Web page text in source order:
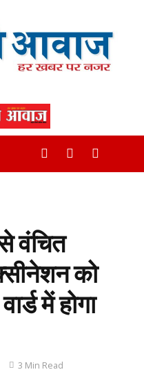
वंचित
को
में होगा
3 Min Read